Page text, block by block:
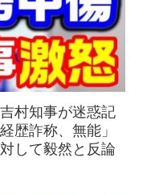
村知事が迷惑記
歴詐称、無能」
して毅然と反論